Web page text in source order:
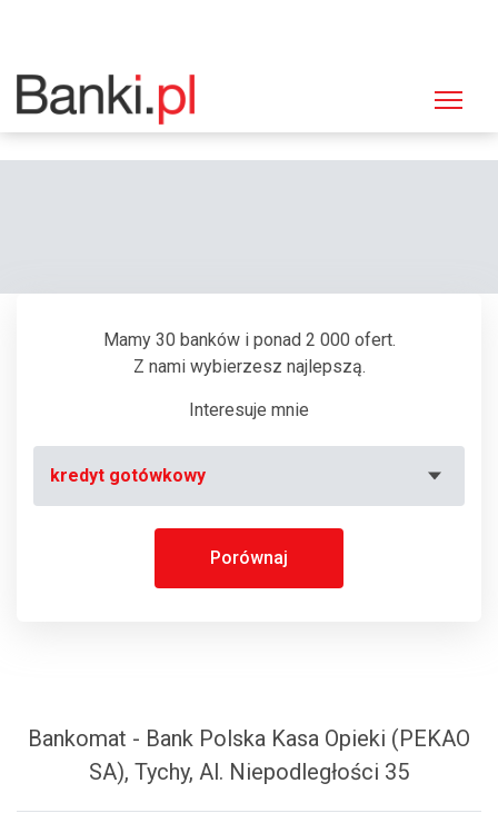
Strona główna
Bankomat Bank Polska Kasa Opieki (PEKAO SA), Tychy, Al. Niepodległości
Mamy 30 banków i ponad 2 000 ofert.
Z nami wybierzesz najlepszą.
Interesuje mnie
kredyt gotówkowy
Porównaj
Bankomat - Bank Polska Kasa Opieki (PEKAO
SA), Tychy, Al. Niepodległości 35